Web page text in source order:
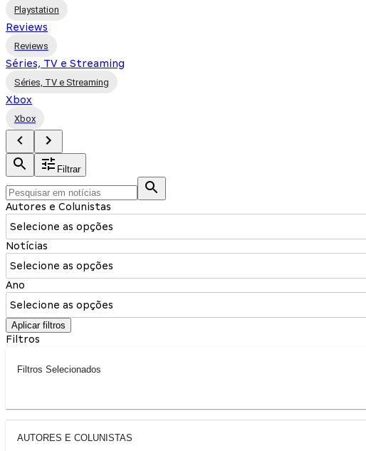
Playstation
Reviews
Reviews
Séries, TV e Streaming
Séries, TV e Streaming
Xbox
Xbox
Filtrar
Autores e Colunistas
Selecione as opções
Notícias
Selecione as opções
Ano
Selecione as opções
Aplicar filtros
Filtros
Filtros Selecionados
AUTORES E COLUNISTAS